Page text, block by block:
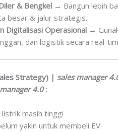
& Bengkel → Bangun lebih
besar & jalur strategis.
Digitalisasi Operasional →
dan logistik secara real-
Strategy) | sales manager
4.0:
masih tinggi
yakin untuk membeli EV